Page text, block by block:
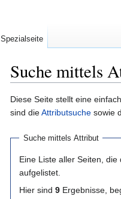
Suche mittels
Zur
Navigation
Zur
Suche
Diese Seite stellt eine
sind dieAttributsuche sowie
Suche mittels Attribut
Eine Liste aller Seiten, die
aufgelistet.
Hier sind 9 Ergebnisse,
Spezialseite